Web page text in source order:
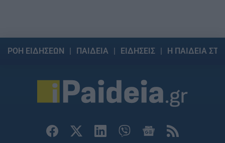
ΡΟΗ ΕΙΔΗΣΕΩΝ ΠΑΙΔΕΙΑ ΕΙΔΗΣΕΙΣ Η ΠΑΙΔΕΙΑ